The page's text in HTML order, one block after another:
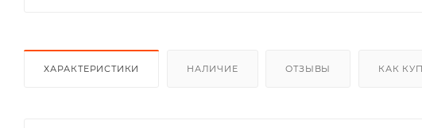
ХАРАКТЕРИСТИКИ НАЛИЧИЕ ОТЗЫВЫ КАК